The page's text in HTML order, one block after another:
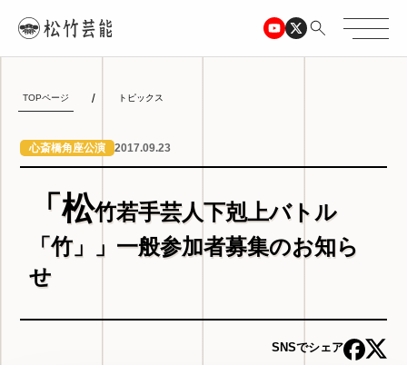
TOPページ トピックス
心斎橋角座公演 2017.09.23
「松竹若手芸人下剋上バトル
「竹」」一般参加者募集のお知ら
せ
SNSでシェア